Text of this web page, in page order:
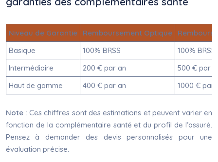
Niveau de Garantie Remboursement Optique
Basique
100% BRSS
100% BRSS
Intermédiaire
200 € par an
500 € par
Haut de gamme
400 € par an 1000 € par
Note : Ces chiffres sont des estimations et peuvent varier en
fonction de la complémentaire santé et du profil de l’assuré.
Pensez à demander des devis personnalisés pour une
évaluation précise.